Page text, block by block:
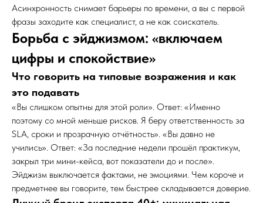
Асинхронность снимает барьеры по времени, а вы с первой
фразы заходите как специалист, а не как соискатель.
Борьба с эйджизмом: «включаем
цифры и спокойствие»
Что говорить на типовые возражения и как
это подавать
«Вы слишком опытны для этой роли». Ответ: «Именно
поэтому со мной меньше рисков. Я беру ответственность за
SLA, сроки и прозрачную отчётность». «Вы давно не
учились». Ответ: «За последние недели прошёл практикум,
закрыл три мини-кейса, вот показатели до и после».
Эйджизм выключается фактами, не эмоциями. Чем короче и
предметнее вы говорите, тем быстрее складывается доверие.